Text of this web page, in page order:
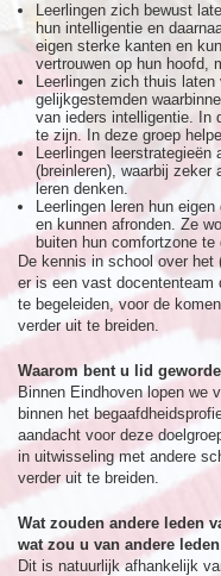
Leerlingen zich bewust
hun intelligentie en
eigen sterke kanten en
vertrouwen op hun hoofd,
Leerlingen zich thuis
gelijkgestemden
van ieders intelligentie. In
te zijn. In deze groep
Leerlingen leerstrategieën
(breinleren), waarbij zeker
leren denken.
Leerlingen leren hun
en kunnen afronden. Ze
buiten hun comfortzone
De kennis in school over het
er is een vast docententeam
te begeleiden, voor de
verder uit te breiden.
Waarom bent u lid
Binnen Eindhoven lopen we
binnen het
aandacht voor deze
in uitwisseling met andere
verder uit te breiden.
Wat zouden andere leden
wat zou u van andere
Dit is natuurlijk afhankelijk